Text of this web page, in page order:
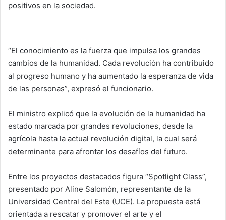
positivos en la sociedad.
“El conocimiento es la fuerza que impulsa los grandes
cambios de la humanidad. Cada revolución ha contribuido
al progreso humano y ha aumentado la esperanza de vida
de las personas”, expresó el funcionario.
El ministro explicó que la evolución de la humanidad ha
estado marcada por grandes revoluciones, desde la
agrícola hasta la actual revolución digital, la cual será
determinante para afrontar los desafíos del futuro.
Entre los proyectos destacados figura “Spotlight Class”,
presentado por Aline Salomón, representante de la
Universidad Central del Este (UCE). La propuesta está
orientada a rescatar y promover el arte y el